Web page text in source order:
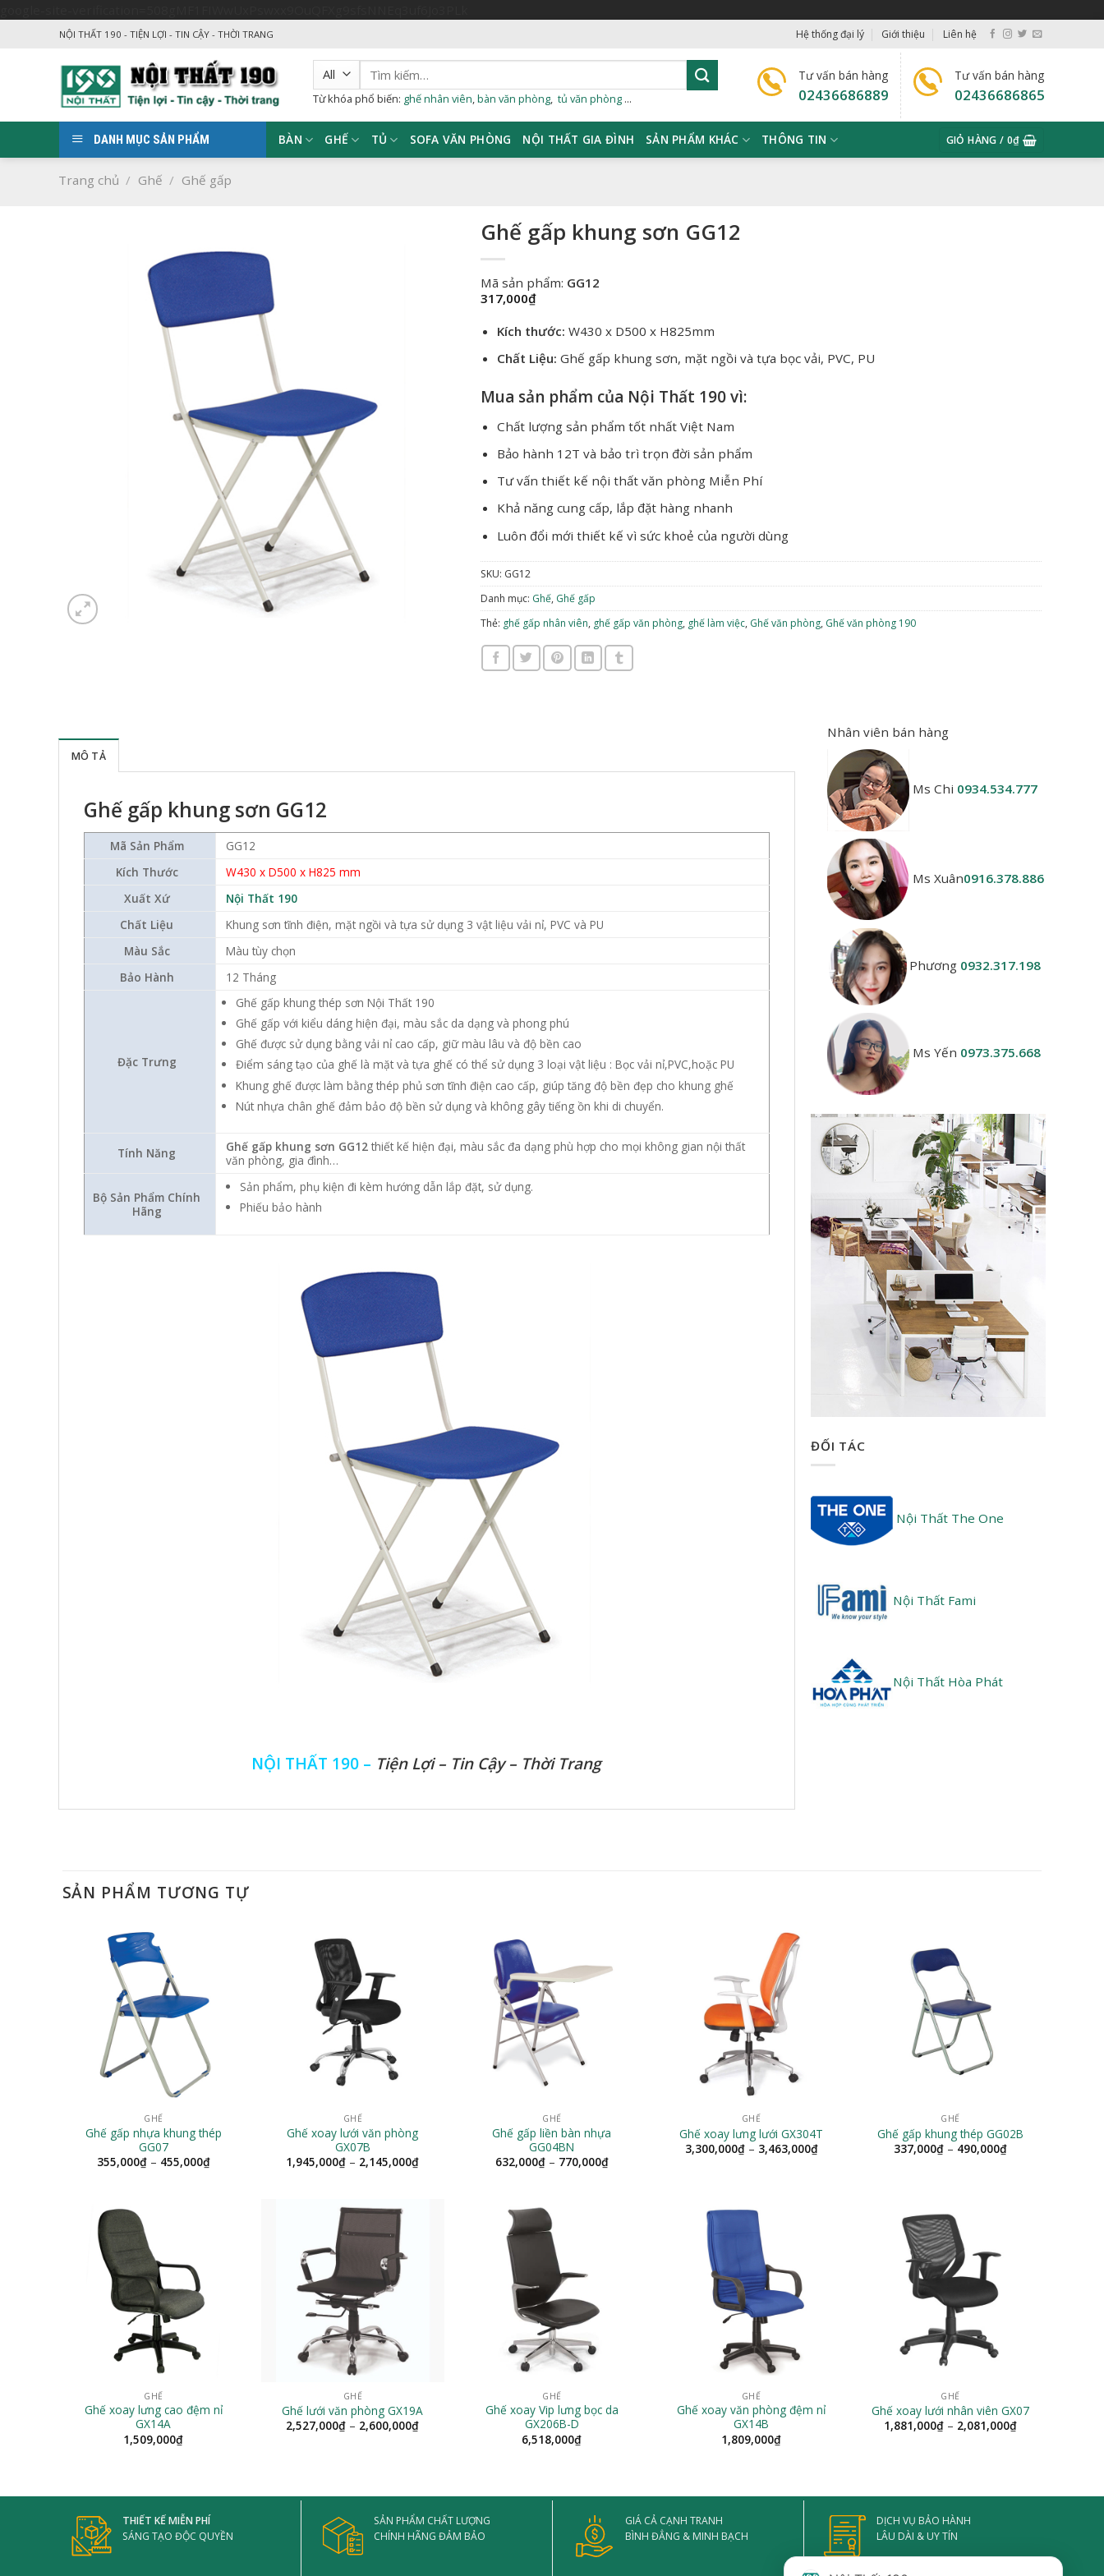
NỘI THẤT 190 - TIỆN LỢI - TIN CẬY - THỜI TRANG Hệ thống đại lý Giới thiệu Liên hệ
Tìm
kiếm:
Từ khóa phổ biến: ghế nhân viên bàn văn phòng tủ văn phòng ...
Tư vấn bán hàng
02436686889
Tư vấn bán hàng
02436686865
DANH MỤC SẢN PHẨM BÀN GHẾ TỦ SOFA VĂN PHÒNG NỘI THẤT GIA ĐÌNH SẢN PHẨM KHÁC THÔNG TIN GIỎ HÀNG / 0₫
Trang chủ / Ghế / Ghế gấp
Ghế gấp khung sơn GG12
Mã sản phẩm: GG12
317,000₫
Kích thước: W430 x D500 x H825mm
Chất Liệu: Ghế gấp khung sơn, mặt ngồi và tựa bọc vải, PVC, PU
Mua sản phẩm của Nội Thất 190 vì:
Chất lượng sản phẩm tốt nhất Việt Nam
Bảo hành 12T và bảo trì trọn đời sản phẩm
Tư vấn thiết kế nội thất văn phòng Miễn Phí
Khả năng cung cấp, lắp đặt hàng nhanh
Luôn đổi mới thiết kế vì sức khoẻ của người dùng
SKU: GG12
Danh mục: Ghế, Ghế gấp
Thẻ: ghế gấp nhân viên, ghế gấp văn phòng, ghế làm việc, Ghế văn phòng, Ghế văn phòng 190
MÔ TẢ
Ghế gấp khung sơn GG12
Mã Sản Phẩm
GG12
Kích Thước
W430 x D500 x H825 mm
Xuất Xứ
Nội Thất 190
Chất Liệu
Khung sơn tĩnh điện, mặt ngồi và tựa sử dụng 3 vật liệu vải nỉ, PVC và PU
Màu Sắc
Màu tùy chọn
Bảo Hành
12 Tháng
Đặc Trưng
Ghế gấp khung thép sơn Nội Thất 190
Ghế gấp với kiểu dáng hiện đại, màu sắc da dạng và phong phú
Ghế được sử dụng bằng vải nỉ cao cấp, giữ màu lâu và độ bền cao
Điểm sáng tạo của ghế là mặt và tựa ghế có thể sử dụng 3 loại vật liệu : Bọc vải nỉ,PVC,hoặc PU
Khung ghế được làm bằng thép phủ sơn tĩnh điện cao cấp, giúp tăng độ bền đẹp cho khung ghế
Nút nhựa chân ghế đảm bảo độ bền sử dụng và không gây tiếng ồn khi di chuyển.
Tính Năng Ghế gấp khung sơn GG12 thiết kế hiện đại, màu sắc đa dạng phù hợp cho mọi không gian nội thất
văn phòng, gia đình…
Bộ Sản Phẩm Chính
Hãng
Sản phẩm, phụ kiện đi kèm hướng dẫn lắp đặt, sử dụng.
Phiếu bảo hành
NỘI THẤT 190 – Tiện Lợi – Tin Cậy – Thời Trang
Nhân viên bán hàng
Ms Chi 0934.534.777
Ms Xuân0916.378.886
Phương 0932.317.198
Ms Yến 0973.375.668
ĐỐI TÁC
Nội Thất The One
Nội Thất Fami
Nội Thất Hòa Phát
SẢN PHẨM TƯƠNG TỰ
GHẾ
Ghế gấp nhựa khung thép
GG07
355,000₫ – 455,000₫Khoảng
giá:
GHẾ
Ghế xoay lưới văn phòng
GX07B
1,945,000₫ – 2,145,000₫Khoảng
GHẾ
Ghế gấp liền bàn nhựa
GG04BN
632,000₫ – 770,000₫Khoảng
giá:
GHẾ
Ghế xoay lưng lưới GX304T
3,300,000₫ – 3,463,000₫Khoảng
giá:
GHẾ
Ghế gấp khung thép GG02B
337,000₫ – 490,000₫Khoảng
GHẾ
Ghế xoay lưng cao đệm nỉ
GX14A
1,509,000₫
GHẾ
Ghế lưới văn phòng GX19A
2,527,000₫ – 2,600,000₫Khoảng
GHẾ
Ghế xoay Vip lưng bọc da
GX206B-D
6,518,000₫
GHẾ
Ghế xoay văn phòng đệm nỉ
GX14B
1,809,000₫
GHẾ
Ghế xoay lưới nhân viên GX07
1,881,000₫ – 2,081,000₫Khoảng
THIẾT KẾ MIỄN PHÍ
SÁNG TẠO ĐỘC QUYỀN
SẢN PHẨM CHẤT LƯỢNG
CHÍNH HÃNG ĐẢM BẢO
GIÁ CẢ CẠNH TRANH
BÌNH ĐẲNG & MINH BẠCH
DỊCH VỤ BẢO HÀNH
LÂU DÀI & UY TÍN